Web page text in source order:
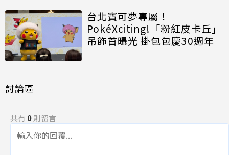
台北寶可夢專屬！
PokéXciting!「粉紅皮卡丘」
吊飾首曝光 掛包包慶30週年
討論區
共有 0則留言